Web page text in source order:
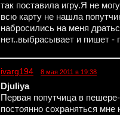
так поставила игру.Я не
всю карту не нашла
набросились на меня
нет..выбрасывает и пишет -
ivarg194 8 мая 2011 в 19:38
Djuliya
Первая попутчица в
постоянно сохраняться мне